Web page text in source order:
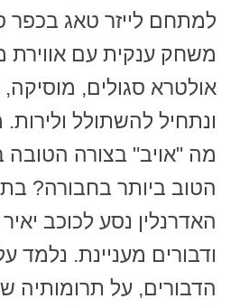
למתחם לייזר טאג בכפר
משחק ענקית עם אווירת
אולטרא סגולים,
ונתחיל להשתולל
מה "אויב" בצורה הטובה
הטוב ביותר בחבורה?
האדרנלין נסע לכוכב
ודבורים מעניינת. נלמד
הדבורים, על תרומותיה